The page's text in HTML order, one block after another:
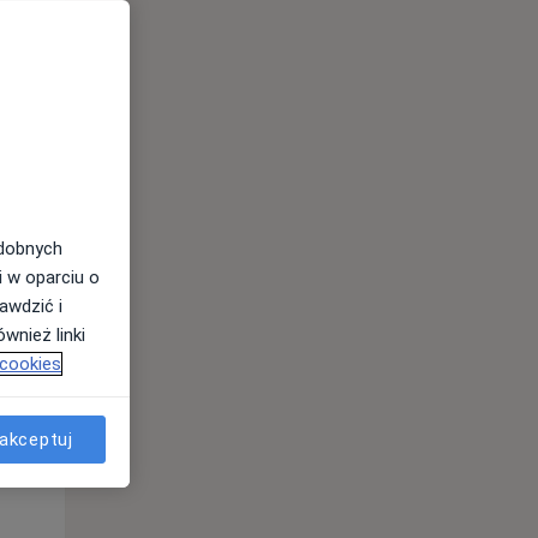
Śr,
12 Sie
w oparciu o
i
linki